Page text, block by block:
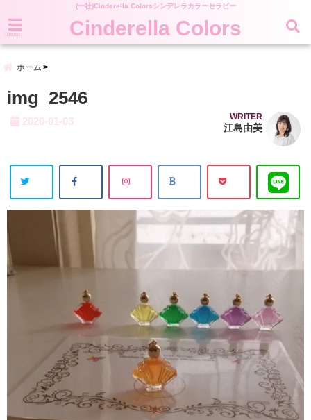
(一社)Cinderella Colorsシンデレラカラーセラピー
menu Cinderella Colors
ホーム
img_2546
2020-01-03 WRITER
江島由美